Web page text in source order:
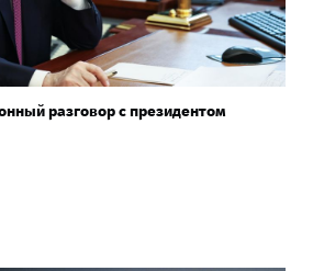
разговор с президентом